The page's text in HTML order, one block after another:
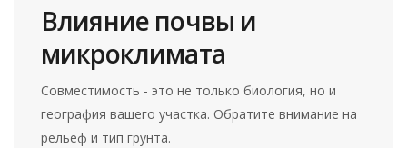
Влияние почвы и
микроклимата
Совместимость - это не только биология, но и
география вашего участка. Обратите внимание на
рельеф и тип грунта.